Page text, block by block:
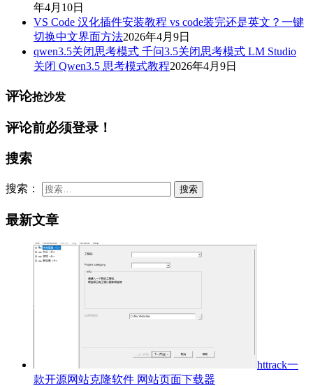
年4月10日
VS Code 汉化插件安装教程 vs code装完还是英文？一键
切换中文界面方法2026年4月9日
qwen3.5关闭思考模式 千问3.5关闭思考模式 LM Studio
关闭 Qwen3.5 思考模式教程2026年4月9日
评论抢沙发
评论前必须登录！
搜索
搜索：
最新文章
httrack一
款开源网站克隆软件 网站页面下载器